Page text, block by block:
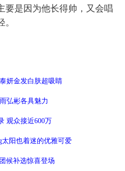
要是因为他长得帅，又会唱
妍金发白肤超吸睛
弘彬各具魅力
观众接近600万
太阳也着迷的优雅可爱
候补选惊喜登场